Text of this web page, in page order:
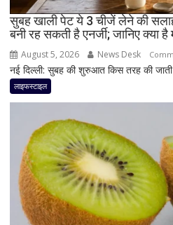
सुबह खाली पेट ये 3 चीजें लेने की
बनी रह सकती है एनर्जी; जानिए क्या है
August 5, 2026 News Desk
नई दिल्ली: सुबह की शुरुआत किस तरह की
लाइफस्टाइल